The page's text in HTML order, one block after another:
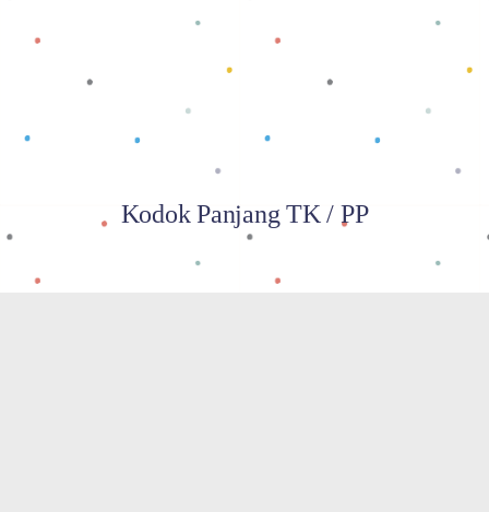
Kodok Panjang TK / PP